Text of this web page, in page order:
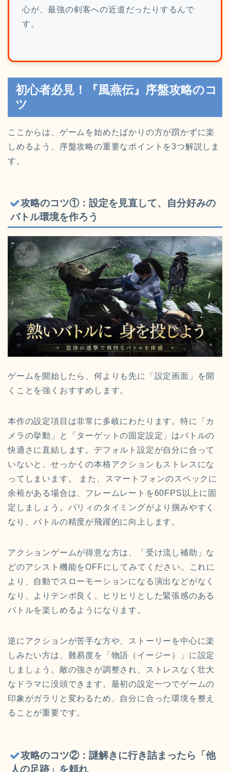
心が、最強の剣客への近道だったりするんで
す。
初心者必見！『風燕伝』序盤攻略のコ
ツ
ここからは、ゲームを始めたばかりの方が躓かずに楽
しめるよう、序盤攻略の重要なポイントを3つ解説しま
す。
攻略のコツ①：設定を見直して、自分好みの
バトル環境を作ろう
ゲームを開始したら、何よりも先に「設定画面」を開
くことを強くおすすめします。
本作の設定項目は非常に多岐にわたります。特に「カ
メラの挙動」と「ターゲットの固定設定」はバトルの
快適さに直結します。デフォルト設定が自分に合って
いないと、せっかくの本格アクションもストレスにな
ってしまいます。 また、スマートフォンのスペックに
余裕がある場合は、フレームレートを60FPS以上に固
定しましょう。パリィのタイミングがより掴みやすく
なり、バトルの精度が飛躍的に向上します。
アクションゲームが得意な方は、「受け流し補助」な
どのアシスト機能をOFFにしてみてください。これに
より、自動でスローモーションになる演出などがなく
なり、よりテンポ良く、ヒリヒリとした緊張感のある
バトルを楽しめるようになります。
逆にアクションが苦手な方や、ストーリーを中心に楽
しみたい方は、難易度を「物語（イージー）」に設定
しましょう。敵の強さが調整され、ストレスなく壮大
なドラマに没頭できます。最初の設定一つでゲームの
印象がガラリと変わるため、自分に合った環境を整え
ることが重要です。
攻略のコツ②：謎解きに行き詰まったら「他
人の足跡」を頼れ